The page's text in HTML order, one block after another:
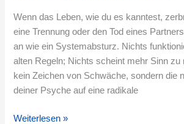
Wenn das Leben, wie du es kanntest,
eine Trennung oder den Tod eines
an wie ein Systemabsturz. Nichts
alten Regeln; Nichts scheint mehr Sinn zu
kein Zeichen von Schwäche, sondern die
deiner Psyche auf eine radikale
(und
wie
durchkommst)
Weiterlesen »